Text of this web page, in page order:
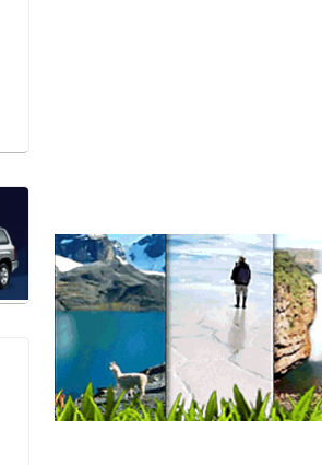
Cirugía Plástica
Cirugía Estética
Cirugia Plástica / Estética
Cirugías de Nariz
Médicos Cirujanos Plásticos, Estéticos y
Reparadores
Bordados Computarizados
Bordados